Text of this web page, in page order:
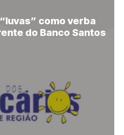
como verba
do Banco Santos